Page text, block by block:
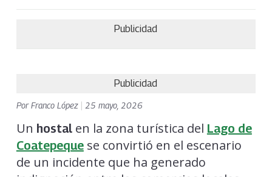
Publicidad
Publicidad
PorFranco López 25 mayo, 2026
Un hostalen la zona turística del Lago de
Coatepequese convirtió en el escenario
de un incidente que ha generado